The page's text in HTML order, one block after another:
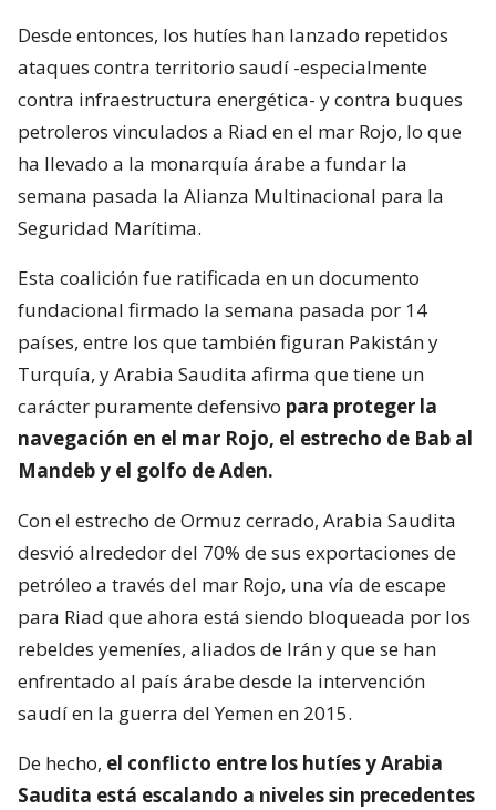
Desde entonces, los hutíes han lanzado repetidos
ataques contra territorio saudí -especialmente
contra infraestructura energética- y contra buques
petroleros vinculados a Riad en el mar Rojo, lo que
ha llevado a la monarquía árabe a fundar la
semana pasada la Alianza Multinacional para la
Seguridad Marítima.
Esta coalición fue ratificada en un documento
fundacional firmado la semana pasada por 14
países, entre los que también figuran Pakistán y
Turquía, y Arabia Saudita afirma que tiene un
carácter puramente defensivo para proteger la
navegación en el mar Rojo, el estrecho de Bab al
Mandeb y el golfo de Aden.
Con el estrecho de Ormuz cerrado, Arabia Saudita
desvió alrededor del 70% de sus exportaciones de
petróleo a través del mar Rojo, una vía de escape
para Riad que ahora está siendo bloqueada por los
rebeldes yemeníes, aliados de Irán y que se han
enfrentado al país árabe desde la intervención
saudí en la guerra del Yemen en 2015.
De hecho, el conflicto entre los hutíes y Arabia
Saudita está escalando a niveles sin precedentes